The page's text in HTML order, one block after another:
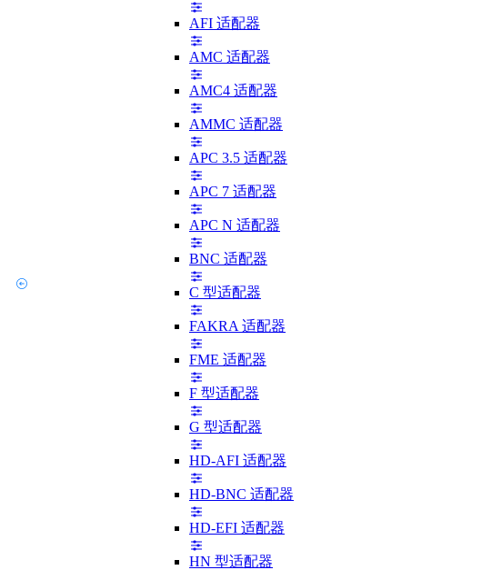
AFI 适配器
AMC 适配器
AMC4 适配器
AMMC 适配器
APC 3.5 适配器
APC 7 适配器
APC N 适配器
BNC 适配器
C 型适配器
FAKRA 适配器
FME 适配器
F 型适配器
G 型适配器
HD-AFI 适配器
HD-BNC 适配器
HD-EFI 适配器
HN 型适配器